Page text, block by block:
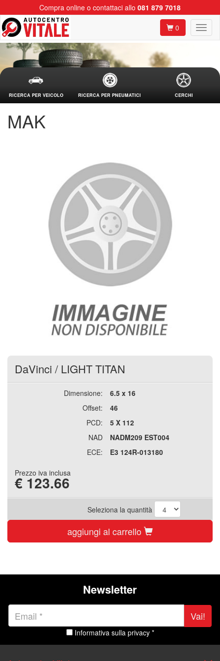
Compra online o contattaci allo 081 879 7018
0
RICERCA PER VEICOLO RICERCA PER PNEUMATICI CERCHI
MAK
DaVinci / LIGHT TITAN
Dimensione:
6.5 x 16
Offset:
46
PCD:
5 X 112
NAD
NADM209 EST004
ECE:
E3 124R-013180
Prezzo iva inclusa
€ 123.66
Seleziona la quantità
aggiungi al carrello
Newsletter
Vai!
Informativa sulla privacy *